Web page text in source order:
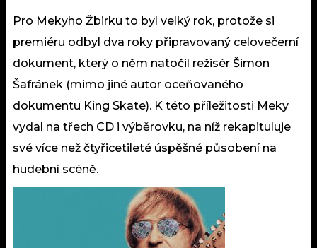
Pro Mekyho Žbirku to byl velký rok, protože si
premiéru odbyl dva roky připravovaný celovečerní
dokument, který o něm natočil režisér Šimon
Šafránek (mimo jiné autor oceňovaného
dokumentu King Skate). K této příležitosti Meky
vydal na třech CD i výběrovku, na níž rekapituluje
své více než čtyřicetileté úspěšné působení na
hudební scéně.